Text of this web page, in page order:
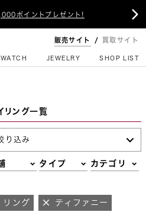
ポイントプレゼント! 
販売サイト 買取サイト
WATCH JEWELRY SHOP LIST
リング一覧
り込み
タイプ カテゴリ
リング ティファニー